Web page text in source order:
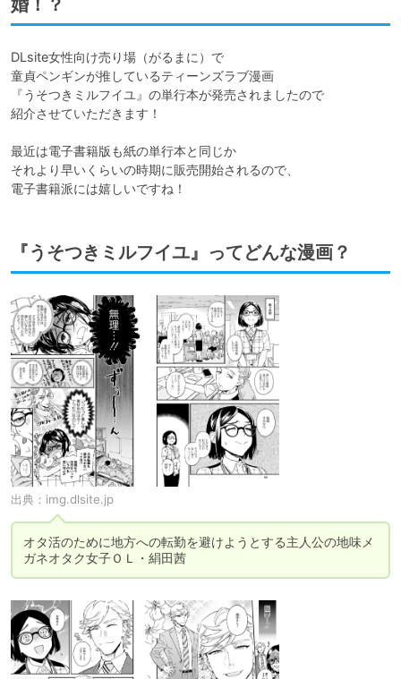
婚！？
DLsite女性向け売り場（がるまに）で
童貞ペンギンが推しているティーンズラブ漫画
『うそつきミルフイユ』の単行本が発売されましたので
紹介させていただきます！
最近は電子書籍版も紙の単行本と同じか
それより早いくらいの時期に販売開始されるので、
電子書籍派には嬉しいですね！
『うそつきミルフイユ』ってどんな漫画？
出典： img.dlsite.jp
オタ活のために地方への転勤を避けようとする主人公の地味メ
ガネオタク女子ＯＬ・絹田茜